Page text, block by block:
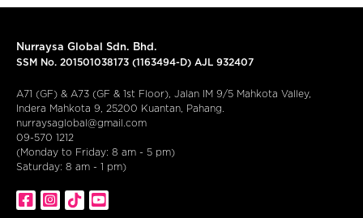
Nurraysa Global Sdn. Bhd.
SSM No. 201501038173 (1163494-D) AJL 932407
A71 (GF) & A73 (GF & 1st Floor), Jalan IM 9/5 Mahkota Valley,
Indera Mahkota 9, 25200 Kuantan, Pahang.
nurraysaglobal@gmail.com
09-570 1212
(Monday to Friday: 8 am - 5 pm)
Saturday: 8 am - 1 pm)